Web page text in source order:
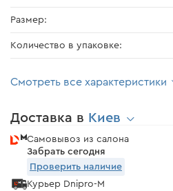
Размер:
Количество в упаковке:
Смотреть все характеристики
Доставка в Киев
Самовывоз из салона
Забрать сегодня
Проверить наличие
Курьер Dnipro-M